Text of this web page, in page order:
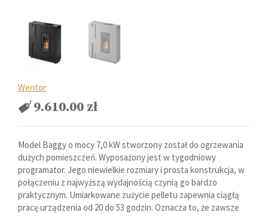
Wentor
9.610.00 zł
Model Baggy o mocy 7,0 kW stworzony został do ogrzewania
dużych pomieszczeń. Wyposażony jest w tygodniowy
programator. Jego niewielkie rozmiary i prosta konstrukcja, w
połączeniu z najwyższą wydajnością czynią go bardzo
praktycznym. Umiarkowane zużycie pelletu zapewnia ciągłą
pracę urządzenia od 20 do 53 godzin. Oznacza to, że zawsze